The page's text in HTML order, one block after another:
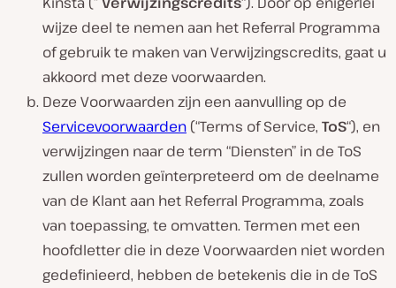
wijze deel te nemen aan het Referral Programma
of gebruik te maken van Verwijzingscredits, gaat u
akkoord met deze voorwaarden.
Deze Voorwaarden zijn een aanvulling op de
Servicevoorwaarden (“Terms of Service, ToS“), en
verwijzingen naar de term “Diensten” in de ToS
zullen worden geïnterpreteerd om de deelname
van de Klant aan het Referral Programma, zoals
van toepassing, te omvatten. Termen met een
hoofdletter die in deze Voorwaarden niet worden
gedefinieerd, hebben de betekenis die in de ToS